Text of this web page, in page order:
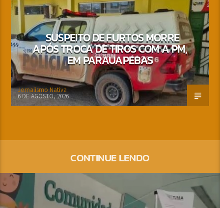
SUSPEITO DE FURTOS MORRE
APÓS TROCA DE TIROS COM A PM,
EM PARAUAPEBAS
Jornalismo Nativa
6 DE AGOSTO, 2026
CONTINUE LENDO